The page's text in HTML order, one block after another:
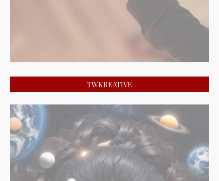
TWKREATIVE